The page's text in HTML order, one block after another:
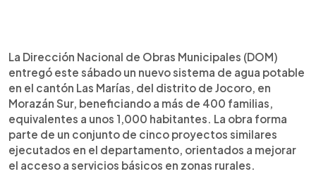
Escuchar artículo
La Dirección Nacional de Obras Municipales
entregó un nuevo sistema de agua potable en el
cantón Las Marías, distrito de Jocoro, Morazán
Sur, beneficiando a más de 400 familias,
equivalentes a unos 1,000 habitantes. La obra
responde a una necesidad histórica, ya que antes
las comunidades se abastecían mediante pozos,
ríos o la compra de agua para consumo
doméstico y actividades agrícolas. Este proyecto
La Dirección Nacional de Obras Municipales (DOM)
entregó este sábado un nuevo sistema de agua potable
en el cantón Las Marías, del distrito de Jocoro, en
Morazán Sur, beneficiando a más de 400 familias,
equivalentes a unos 1,000 habitantes. La obra forma
parte de un conjunto de cinco proyectos similares
ejecutados en el departamento, orientados a mejorar
el acceso a servicios básicos en zonas rurales.